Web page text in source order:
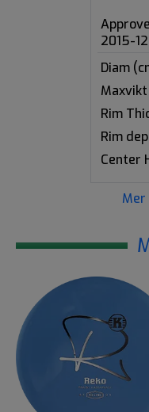
2015-
Diam
Rim
Rim
Center
Mer